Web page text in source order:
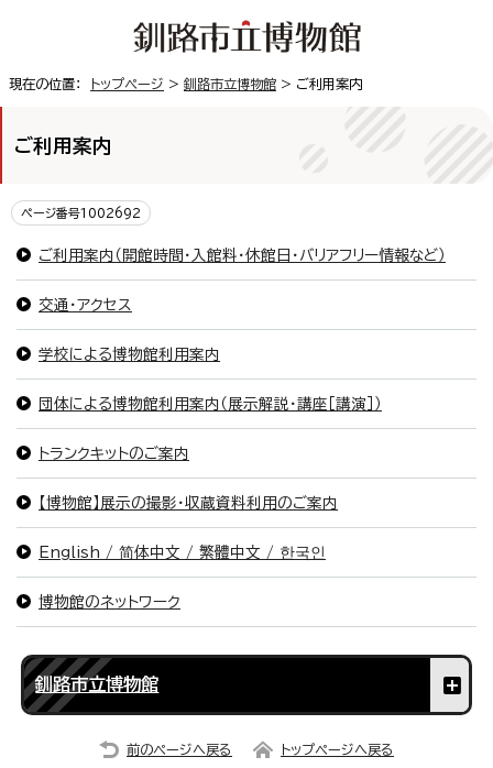
現在の位置： トップページ > 釧路市立博物館 > ご利用案内
ご利用案内
ページ番号1002692
ご利用案内（開館時間・入館料・休館日・バリアフリー情報など）
交通・アクセス
学校による博物館利用案内
団体による博物館利用案内（展示解説・講座［講演］）
トランクキットのご案内
【博物館】展示の撮影・収蔵資料利用のご案内
English / 简体中文 / 繁體中文 / 한국인
博物館のネットワーク
釧路市立博物館
前のページへ戻る トップページへ戻る